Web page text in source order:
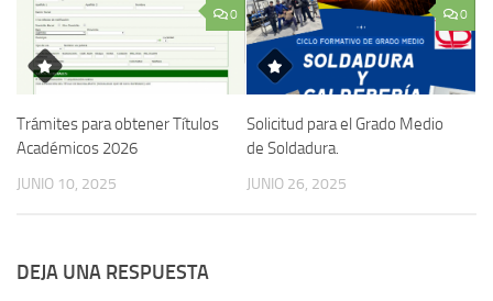
0
Trámites para obtener Títulos
Académicos 2026
JUNIO 10, 2025
0
Solicitud para el Grado Medio
de Soldadura.
JUNIO 26, 2025
DEJA UNA RESPUESTA